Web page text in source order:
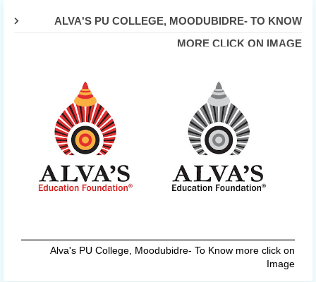
ALVA'S PU COLLEGE, MOODUBIDRE- TO KNOW
MORE CLICK ON IMAGE
Alva's PU College, Moodubidre- To Know more click on
Image